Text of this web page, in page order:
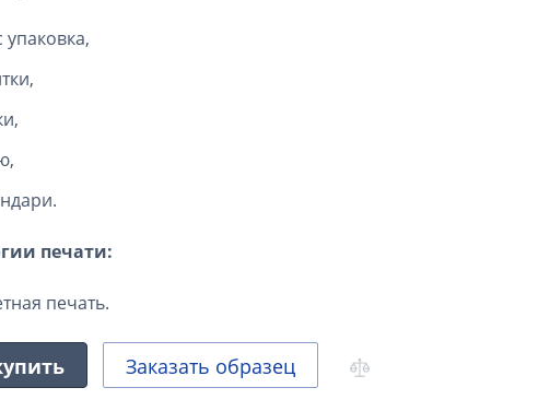
упаковка,
печати:
печать.
Заказать образец